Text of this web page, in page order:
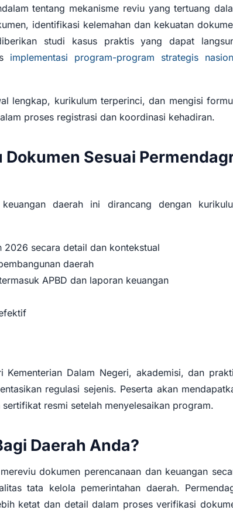
tentang mekanisme reviu yang tertuang
identifikasi kelemahan dan kekuatan
studi kasus praktis yang dapat
implementasi program-program strategis
lengkap, kurikulum terperinci, dan mengisi
proses registrasi dan koordinasi kehadiran.
Sesuai
daerah ini dirancang dengan
2026 secara detail dan kontekstual
daerah
APBD dan laporan keuangan
Dalam Negeri, akademisi, dan
regulasi sejenis. Peserta akan
resmi setelah menyelesaikan program.
Daerah Anda?
dokumen perencanaan dan keuangan
tata kelola pemerintahan daerah.
ketat dan detail dalam proses verifikasi